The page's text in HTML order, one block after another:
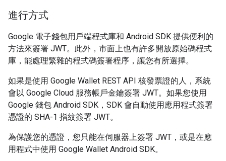
進行方式
Google 電子錢包用戶端程式庫和 Android SDK 提供便利的
方法來簽署 JWT。此外，市面上也有許多開放原始碼程式
庫，能處理繁雜的程式碼簽署程序，讓您有所選擇。
如果是使用 Google Wallet REST API 核發票證的人，系統
會以 Google Cloud 服務帳戶金鑰簽署 JWT。如果您使用
Google 錢包 Android SDK，SDK 會自動使用應用程式簽署
憑證的 SHA-1 指紋簽署 JWT。
為保護您的憑證，您只能在伺服器上簽署 JWT，或是在應
用程式中使用 Google Wallet Android SDK。